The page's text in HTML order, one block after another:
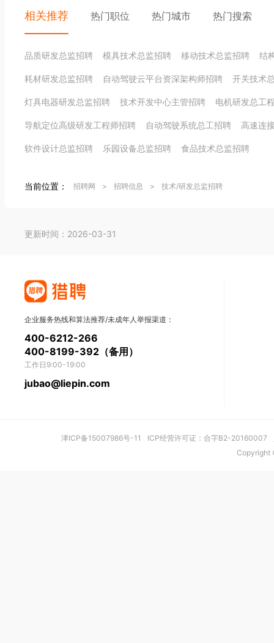
相关推荐 热门职位 热门城市 热门搜索
品质研发总监招聘 模具技术总监招聘 移动技术总监招聘 结
耗材研发总监招聘 自动驾驶云平台资深架构师招聘 开关技术
灯具电器研发总监招聘 技术开发中心主管招聘 电机研发总工
导航定位高级研发工程师招聘 自动驾驶系统总工招聘 高速连
软件设计总监招聘 乐园设备总监招聘 食品技术总监招聘
当前位置： 招聘网 > 招聘信息 > 技术/研发总监招聘
更新时间：2026-03-31